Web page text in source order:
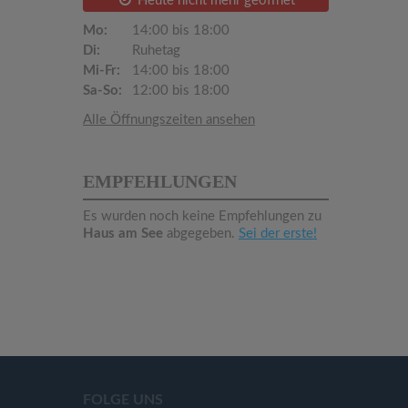
Mo:
14:00 bis 18:00
Di:
Ruhetag
Mi-Fr:
14:00 bis 18:00
Sa-So:
12:00 bis 18:00
Alle Öffnungszeiten ansehen
EMPFEHLUNGEN
Es wurden noch keine Empfehlungen zu
Haus am See abgegeben. Sei der erste!
FOLGE UNS